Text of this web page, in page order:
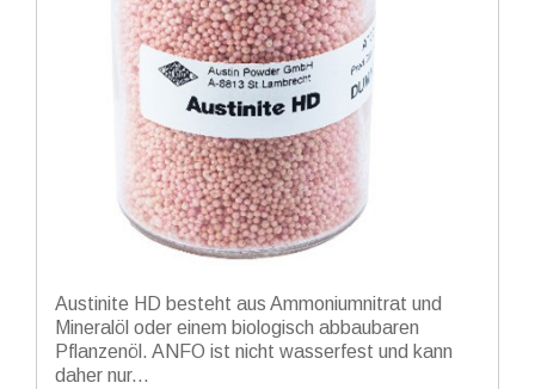
Austinite HD besteht aus Ammoniumnitrat und
Mineralöl oder einem biologisch abbaubaren
Pflanzenöl. ANFO ist nicht wasserfest und kann
daher nur...